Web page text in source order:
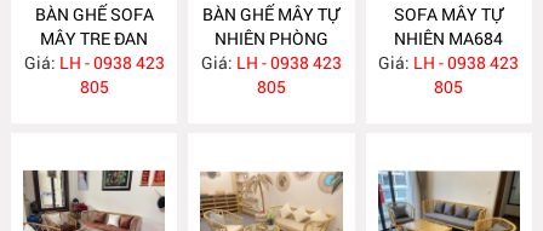
BÀN GHẾ SOFA
MÂY TRE ĐAN
MA686
Giá: LH - 0938 423
805
BÀN GHẾ MÂY TỰ
NHIÊN PHÒNG
KHÁCH MA685
Giá: LH - 0938 423
805
SOFA MÂY TỰ
NHIÊN MA684
Giá: LH - 0938 423
805